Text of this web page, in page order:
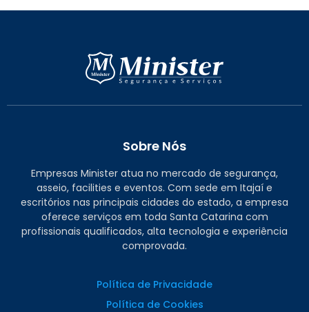
Sobre Nós
Empresas Minister atua no mercado de segurança,
asseio, facilities e eventos. Com sede em Itajaí e
escritórios nas principais cidades do estado, a empresa
oferece serviços em toda Santa Catarina com
profissionais qualificados, alta tecnologia e experiência
comprovada.
Política de Privacidade
Política de Cookies